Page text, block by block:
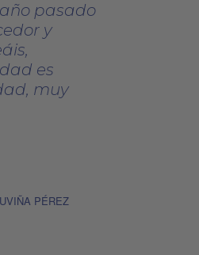
año pasado
y
es
muy
PÉREZ